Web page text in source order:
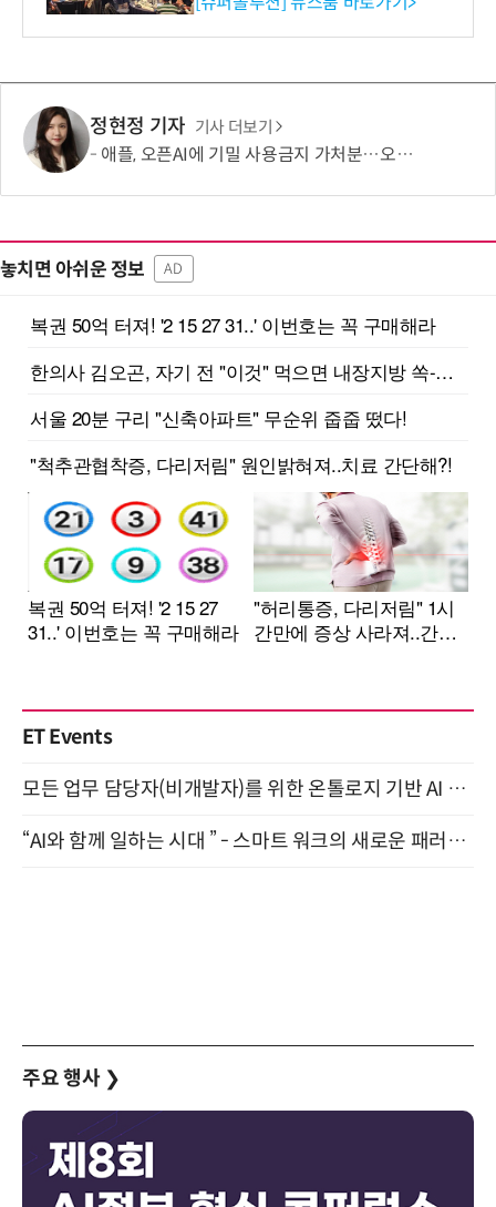
정현정 기자 기사 더보기
애플, 오픈AI에 기밀 사용금지 가처분…오픈AI “근거 없는 감정 싸움”
놓치면 아쉬운 정보 AD
ET Events
모든 업무 담당자(비개발자)를 위한 온톨로지 기반 AI 지식체계 설계 1-day 워크숍 8월 20일 개최
“AI와 함께 일하는 시대 ” - 스마트 워크의 새로운 패러다임 (9/11)
주요 행사 ❯